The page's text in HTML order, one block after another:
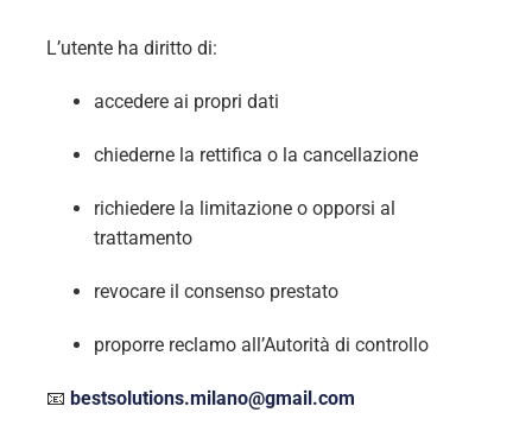
L’utente ha diritto di:
accedere ai propri dati
chiederne la rettifica o la cancellazione
richiedere la limitazione o opporsi al
trattamento
revocare il consenso prestato
proporre reclamo all’Autorità di controllo
📧 bestsolutions.milano@gmail.com